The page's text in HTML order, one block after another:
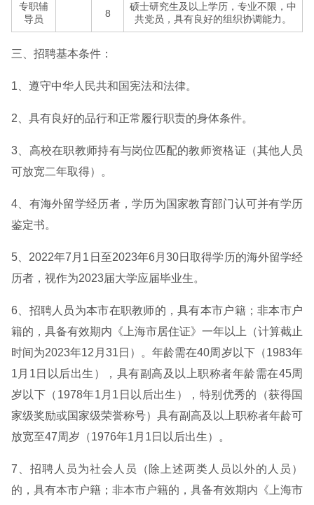
专职辅
导员
8
硕士研究生及以上学历，专业不限，中
共党员，具有良好的组织协调能力。
三、招聘基本条件：
1、遵守中华人民共和国宪法和法律。
2、具有良好的品行和正常履行职责的身体条件。
3、高校在职教师持有与岗位匹配的教师资格证（其他人员
可放宽二年取得）。
4、有海外留学经历者，学历为国家教育部门认可并有学历
鉴定书。
5、2022年7月1日至2023年6月30日取得学历的海外留学经
历者，视作为2023届大学应届毕业生。
6、招聘人员为本市在职教师的，具有本市户籍；非本市户
籍的，具备有效期内《上海市居住证》一年以上（计算截止
时间为2023年12月31日）。年龄需在40周岁以下（1983年
1月1日以后出生），具有副高及以上职称者年龄需在45周
岁以下（1978年1月1日以后出生），特别优秀的（获得国
家级奖励或国家级荣誉称号）具有副高及以上职称者年龄可
放宽至47周岁（1976年1月1日以后出生）。
7、招聘人员为社会人员（除上述两类人员以外的人员）
的，具有本市户籍；非本市户籍的，具备有效期内《上海市